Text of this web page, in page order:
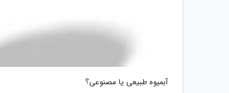
آبمیوه طبیعی یا مصنوعی؟